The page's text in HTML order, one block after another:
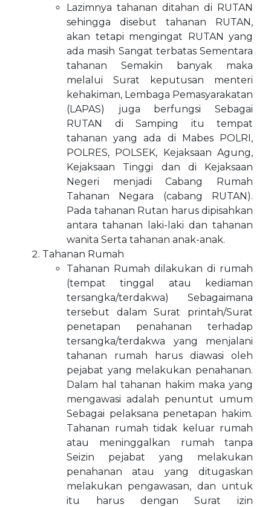
Lazimnya tahanan ditahan di RUTAN
sehingga disebut tahanan RUTAN,
akan tetapi mengingat RUTAN yang
ada masih Sangat terbatas Sementara
tahanan Semakin banyak maka
melalui Surat keputusan menteri
kehakiman, Lembaga Pemasyarakatan
(LAPAS) juga berfungsi Sebagai
RUTAN di Samping itu tempat
tahanan yang ada di Mabes POLRI,
POLRES, POLSEK, Kejaksaan Agung,
Kejaksaan Tinggi dan di Kejaksaan
Negeri menjadi Cabang Rumah
Tahanan Negara (cabang RUTAN).
Pada tahanan Rutan harus dipisahkan
antara tahanan laki-laki dan tahanan
wanita Serta tahanan anak-anak.
Tahanan Rumah
Tahanan Rumah dilakukan di rumah
(tempat tinggal atau kediaman
tersangka/terdakwa) Sebagaimana
tersebut dalam Surat printah/Surat
penetapan penahanan terhadap
tersangka/terdakwa yang menjalani
tahanan rumah harus diawasi oleh
pejabat yang melakukan penahanan.
Dalam hal tahanan hakim maka yang
mengawasi adalah penuntut umum
Sebagai pelaksana penetapan hakim.
Tahanan rumah tidak keluar rumah
atau meninggalkan rumah tanpa
Seizin pejabat yang melakukan
penahanan atau yang ditugaskan
melakukan pengawasan, dan untuk
itu harus dengan Surat izin